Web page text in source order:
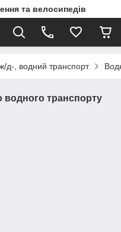
та велосипедів
д-, водний транспорт
водного транспорту